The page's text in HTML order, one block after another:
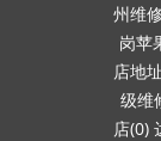
州维
岗苹
店地
级维
店(0)